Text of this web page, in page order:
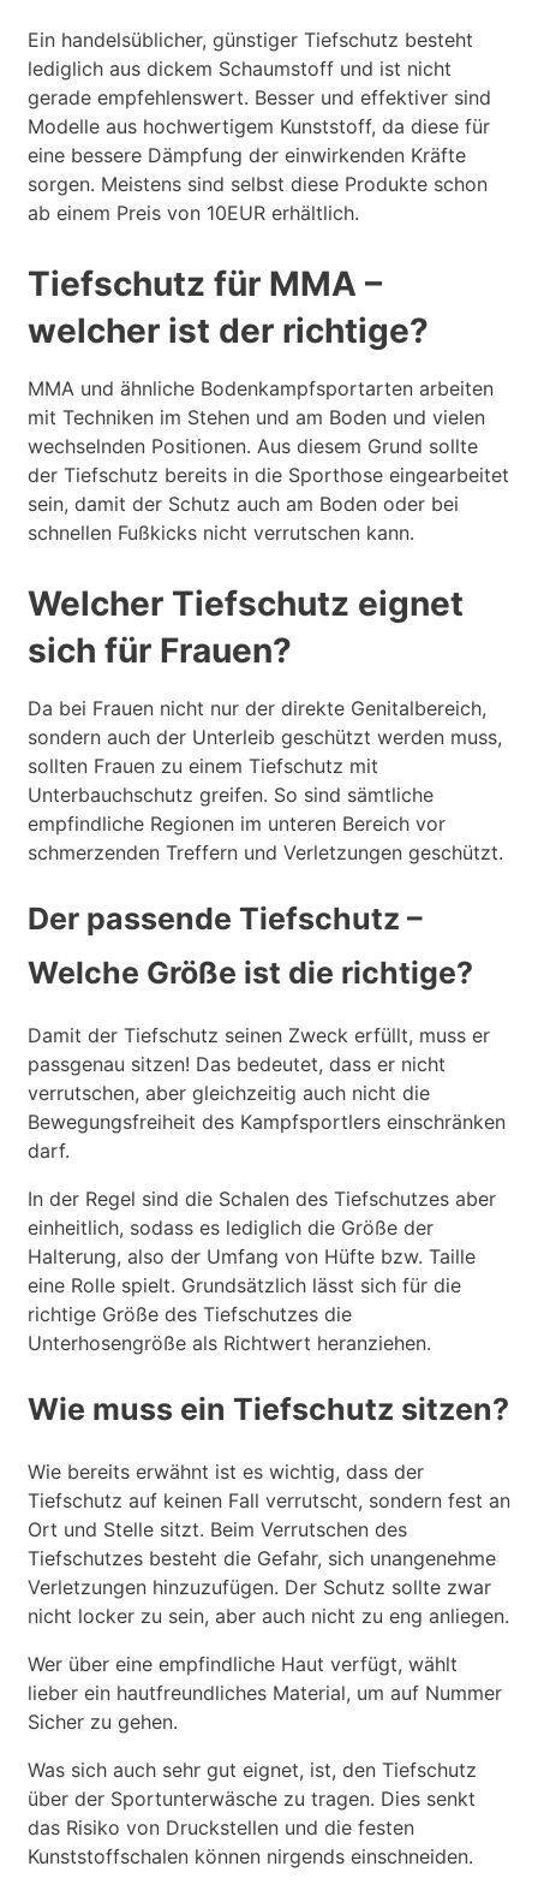
Ein handelsüblicher, günstiger Tiefschutz besteht
lediglich aus dickem Schaumstoff und ist nicht
gerade empfehlenswert. Besser und effektiver sind
Modelle aus hochwertigem Kunststoff, da diese für
eine bessere Dämpfung der einwirkenden Kräfte
sorgen. Meistens sind selbst diese Produkte schon
ab einem Preis von 10EUR erhältlich.
Tiefschutz für MMA –
welcher ist der richtige?
MMA und ähnliche Bodenkampfsportarten arbeiten
mit Techniken im Stehen und am Boden und vielen
wechselnden Positionen. Aus diesem Grund sollte
der Tiefschutz bereits in die Sporthose eingearbeitet
sein, damit der Schutz auch am Boden oder bei
schnellen Fußkicks nicht verrutschen kann.
Welcher Tiefschutz eignet
sich für Frauen?
Da bei Frauen nicht nur der direkte Genitalbereich,
sondern auch der Unterleib geschützt werden muss,
sollten Frauen zu einem Tiefschutz mit
Unterbauchschutz greifen. So sind sämtliche
empfindliche Regionen im unteren Bereich vor
schmerzenden Treffern und Verletzungen geschützt.
Der passende Tiefschutz –
Welche Größe ist die richtige?
Damit der Tiefschutz seinen Zweck erfüllt, muss er
passgenau sitzen! Das bedeutet, dass er nicht
verrutschen, aber gleichzeitig auch nicht die
Bewegungsfreiheit des Kampfsportlers einschränken
darf.
In der Regel sind die Schalen des Tiefschutzes aber
einheitlich, sodass es lediglich die Größe der
Halterung, also der Umfang von Hüfte bzw. Taille
eine Rolle spielt. Grundsätzlich lässt sich für die
richtige Größe des Tiefschutzes die
Unterhosengröße als Richtwert heranziehen.
Wie muss ein Tiefschutz sitzen?
Wie bereits erwähnt ist es wichtig, dass der
Tiefschutz auf keinen Fall verrutscht, sondern fest an
Ort und Stelle sitzt. Beim Verrutschen des
Tiefschutzes besteht die Gefahr, sich unangenehme
Verletzungen hinzuzufügen. Der Schutz sollte zwar
nicht locker zu sein, aber auch nicht zu eng anliegen.
Wer über eine empfindliche Haut verfügt, wählt
lieber ein hautfreundliches Material, um auf Nummer
Sicher zu gehen.
Was sich auch sehr gut eignet, ist, den Tiefschutz
über der Sportunterwäsche zu tragen. Dies senkt
das Risiko von Druckstellen und die festen
Kunststoffschalen können nirgends einschneiden.